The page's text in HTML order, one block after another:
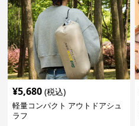
¥5,680 (税込)
軽量コンパクト アウトドアシュ
ラフ